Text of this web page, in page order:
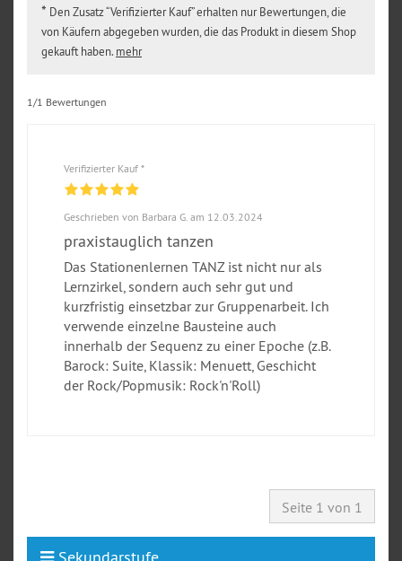
* Den Zusatz “Verifizierter Kauf” erhalten nur Bewertungen, die
von Käufern abgegeben wurden, die das Produkt in diesem Shop
gekauft haben. mehr
1/1 Bewertungen
Verifizierter Kauf *
Geschrieben von Barbara G. am 12.03.2024
praxistauglich tanzen
Das Stationenlernen TANZ ist nicht nur als
Lernzirkel, sondern auch sehr gut und
kurzfristig einsetzbar zur Gruppenarbeit. Ich
verwende einzelne Bausteine auch
innerhalb der Sequenz zu einer Epoche (z.B.
Barock: Suite, Klassik: Menuett, Geschicht
der Rock/Popmusik: Rock'n'Roll)
Seite 1 von 1